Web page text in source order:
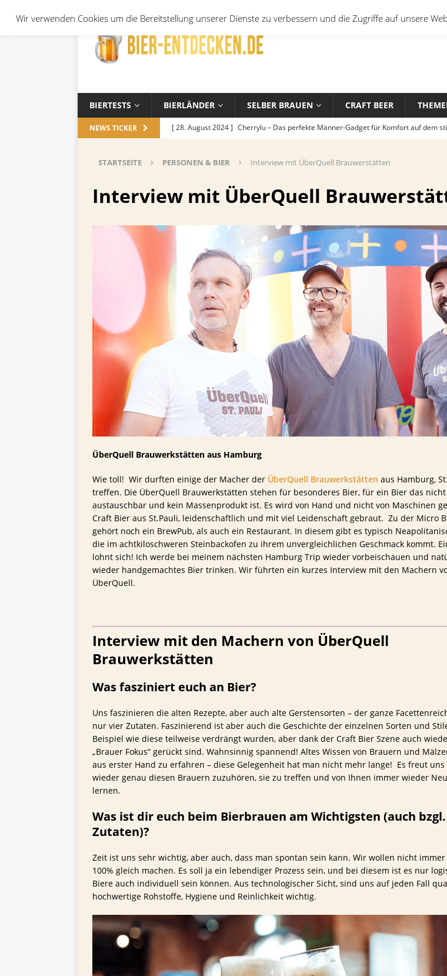
BIERTESTS BIERLÄNDER SELBER BRAUEN CRAFT BEER
NEWS TICKER [ 28. August 2024 ] Cherrylu – Das perfekte Männer-Gadget für Komfort auf dem
[ 14. November 2023 ]
Kochen mit Bier: Unkonventionelle Rezepte für echte
ALLGEMEIN
Die besten Biersorten und -Kombinationen für verschiedene
und Jahreszeiten
ALLGEMEIN
[ 26. September 2023 ]
Welche Biersorten werden in deutschen Stadien
TIPPS FÜR BIERTRINKER
[ 29. Mai 2025 ] Blondes aus Schwaney BIERTESTS
STARTSEITE PERSONEN & BIER Interview mit ÜberQuell Brauwerstätten
Interview mit ÜberQuell
ÜberQuell Brauwerkstätten aus Hamburg
Wie toll! Wir durften einige der Macher der ÜberQuell Brauwerkstätten aus Hamburg,
treffen. Die ÜberQuell Brauwerkstätten stehen für besonderes Bier, für ein Bier das nicht
austauschbar und kein Massenprodukt ist. Es wird von Hand und nicht von Maschinen
Craft Bier aus St.Pauli, leidenschaftlich und mit viel Leidenschaft gebraut. Zu der Micro
gehört noch ein BrewPub, als auch ein Restaurant. In diesem gibt es typisch
die im achtkiloschweren Steinbackofen zu ihrem unvergleichlichen Geschmack kommt.
lohnt sich! Ich werde bei meinem nächsten Hamburg Trip wieder vorbeischauen und
wieder handgemachtes Bier trinken. Wir führten ein kurzes Interview mit den Machern
ÜberQuell.
Interview mit den Machern von ÜberQuell
Brauwerkstätten
Was fasziniert euch an Bier?
Uns faszinieren die alten Rezepte, aber auch alte Gerstensorten – der ganze
nur vier Zutaten. Faszinierend ist aber auch die Geschichte der einzelnen Sorten und
Beispiel wie diese teilweise verdrängt wurden, aber dank der Craft Bier Szene auch
„Brauer Fokus“ gerückt sind. Wahnsinnig spannend! Altes Wissen von Brauern und
aus erster Hand zu erfahren – diese Gelegenheit hat man nicht mehr lange! Es freut
wieder genau diesen Brauern zuzuhören, sie zu treffen und von Ihnen immer wieder
lernen.
Was ist dir euch beim Bierbrauen am Wichtigsten (auch
Zutaten)?
Zeit ist uns sehr wichtig, aber auch, dass man spontan sein kann. Wir wollen nicht immer
100% gleich machen. Es soll ja ein lebendiger Prozess sein, und bei diesem ist es nur
Biere auch individuell sein können. Aus technologischer Sicht, sind uns auf jeden Fall
hochwertige Rohstoffe, Hygiene und Reinlichkeit wichtig.
Wir verwenden Cookies um die Bereitstellung unserer Dienste zu verbessern und die Zugriffe auf unsere